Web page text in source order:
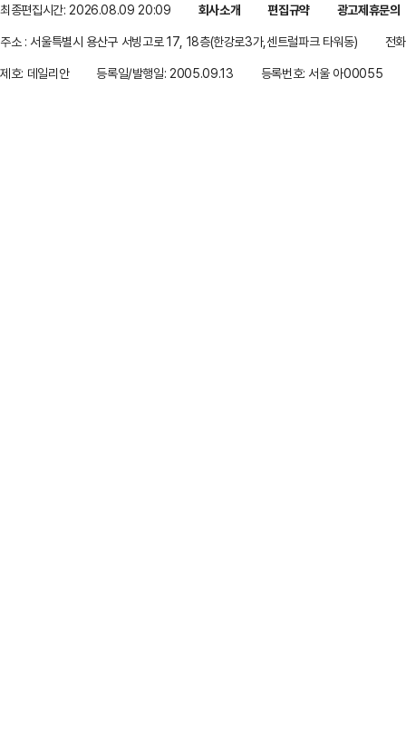
최종편집시간: 2026.08.09 20:09 회사소개 편집규약
광고제휴문의
주소 : 서울특별시 용산구 서빙고로 17, 18층(한강로3가,센트럴파크 타워동)
전
제호: 데일리안
등록일/발행일: 2005.09.13 등록번호: 서울 아00055